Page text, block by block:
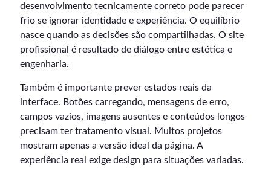
desenvolvimento tecnicamente correto pode parecer
frio se ignorar identidade e experiência. O equilíbrio
nasce quando as decisões são compartilhadas. O site
profissional é resultado de diálogo entre estética e
engenharia.
Também é importante prever estados reais da
interface. Botões carregando, mensagens de erro,
campos vazios, imagens ausentes e conteúdos longos
precisam ter tratamento visual. Muitos projetos
mostram apenas a versão ideal da página. A
experiência real exige design para situações variadas.